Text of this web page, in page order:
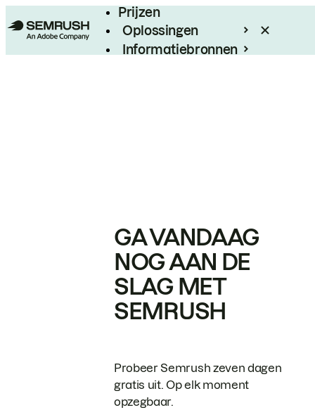
Prijzen
Oplossingen
Informatiebronnen
GA VANDAAG
NOG AAN DE
SLAG MET
SEMRUSH
Probeer Semrush zeven dagen
gratis uit. Op elk moment
opzegbaar.